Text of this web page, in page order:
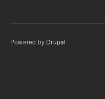
Powered by Drupal